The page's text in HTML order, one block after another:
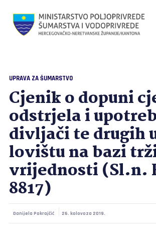
UPRAVA ZA ŠUMARSTVO
Cjenik o dopuni
odstrjela i
divljači te drugih
lovištu na bazi
vrijednosti (Sl.n.
8817)
Danijela Pokrajčić 26. kolovoza 2019.